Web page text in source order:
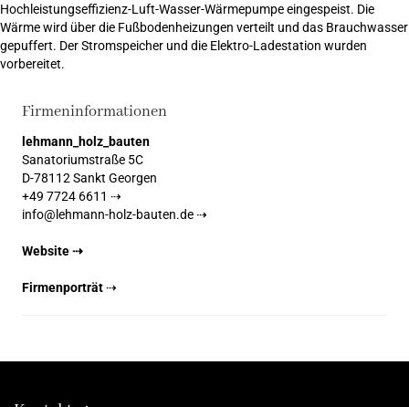
Hochleistungseffizienz-Luft-Wasser-Wärmepumpe eingespeist. Die
Wärme wird über die Fußbodenheizungen verteilt und das Brauchwasser
gepuffert. Der Stromspeicher und die Elektro-Ladestation wurden
vorbereitet.
Firmeninformationen
lehmann_holz_bauten
Sanatoriumstraße 5C
D-78112 Sankt Georgen
+49 7724 6611 ⇢
info@lehmann-holz-bauten.de ⇢
Website ⇢
Firmenporträt⇢